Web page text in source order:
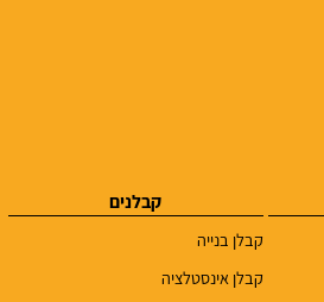
קבלנים
קבלן בנייה
קבלן אינסטלציה